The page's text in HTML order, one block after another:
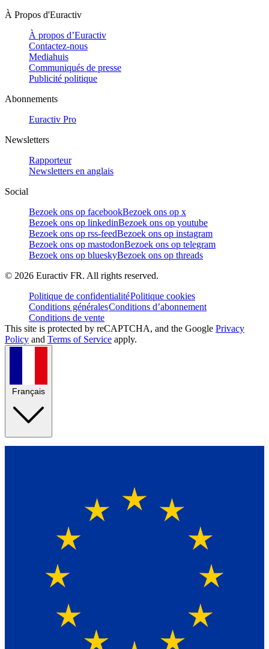
À Propos d'Euractiv
À propos d’Euractiv
Contactez-nous
Mediahuis
Communiqués de presse
Publicité politique
Abonnements
Euractiv Pro
Newsletters
Rapporteur
Newsletters en anglais
Social
Bezoek ons op facebookBezoek ons op x
Bezoek ons op linkedinBezoek ons op youtube
Bezoek ons op rss-feedBezoek ons op instagram
Bezoek ons op mastodonBezoek ons op telegram
Bezoek ons op blueskyBezoek ons op threads
© 2026 Euractiv FR. All rights reserved.
Politique de confidentialitéPolitique cookies
Conditions généralesConditions d’abonnement
Conditions de vente
This site is protected by reCAPTCHA, and the Google Privacy
Policy and Terms of Service apply.
Français